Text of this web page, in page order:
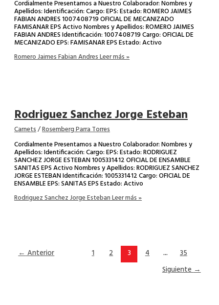
Cordialmente Presentamos a Nuestro Colaborador: Nombres y
Apellidos: Identificación: Cargo: EPS: Estado: ROMERO JAIMES
FABIAN ANDRES 1007408719 OFICIAL DE MECANIZADO
FAMISANAR EPS Activo Nombres y Apellidos: ROMERO JAIMES
FABIAN ANDRES Identificación: 1007408719 Cargo: OFICIAL DE
MECANIZADO EPS: FAMISANAR EPS Estado: Activo
Romero Jaimes Fabian AndresLeer más »
Rodriguez Sanchez Jorge Esteban
Carnets/Rosemberg Parra Torres
Cordialmente Presentamos a Nuestro Colaborador: Nombres y
Apellidos: Identificación: Cargo: EPS: Estado: RODRIGUEZ
SANCHEZ JORGE ESTEBAN 1005331412 OFICIAL DE ENSAMBLE
SANITAS EPS Activo Nombres y Apellidos: RODRIGUEZ SANCHEZ
JORGE ESTEBAN Identificación: 1005331412 Cargo: OFICIAL DE
ENSAMBLE EPS: SANITAS EPS Estado: Activo
Rodriguez Sanchez Jorge EstebanLeer más »
←Anterior 1 2 3 4 ...
35
Siguiente→